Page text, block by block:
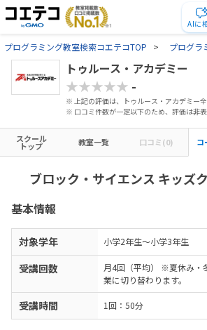
AIに
プログラミング教室検索コエテコTOP プログラ
トゥルース・アカデミー
★★★★★ -
※ 上記の評価は、トゥルース・アカデミー
※ 口コミ件数が一定以下のため、評価は非
スクール
トップ 教室一覧 口コミ(0) コ
ブロック・サイエンス キッズ
基本情報
対象学年 小学2年生～小学3年生
受講回数
月4回（平均） ※夏休み・
業に切り替わります。
受講時間 1回：50分